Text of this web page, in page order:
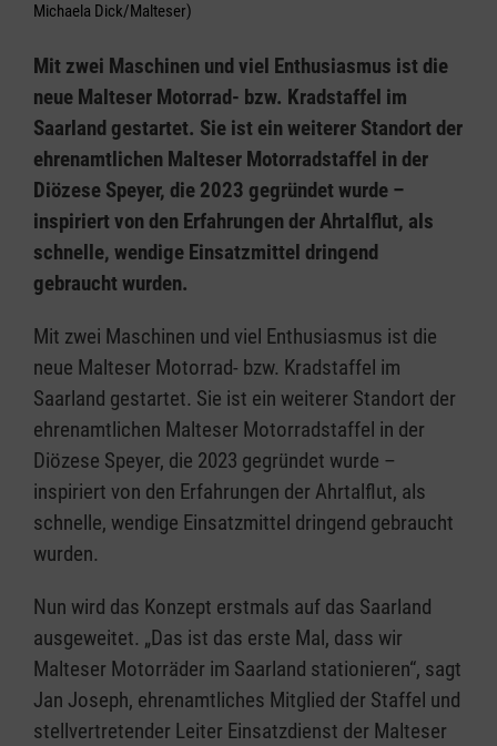
Michaela Dick/Malteser)
Mit zwei Maschinen und viel Enthusiasmus ist die
neue Malteser Motorrad- bzw. Kradstaffel im
Saarland gestartet. Sie ist ein weiterer Standort der
ehrenamtlichen Malteser Motorradstaffel in der
Diözese Speyer, die 2023 gegründet wurde –
inspiriert von den Erfahrungen der Ahrtalflut, als
schnelle, wendige Einsatzmittel dringend
gebraucht wurden.
Mit zwei Maschinen und viel Enthusiasmus ist die
neue Malteser Motorrad- bzw. Kradstaffel im
Saarland gestartet. Sie ist ein weiterer Standort der
ehrenamtlichen Malteser Motorradstaffel in der
Diözese Speyer, die 2023 gegründet wurde –
inspiriert von den Erfahrungen der Ahrtalflut, als
schnelle, wendige Einsatzmittel dringend gebraucht
wurden.
Nun wird das Konzept erstmals auf das Saarland
ausgeweitet. „Das ist das erste Mal, dass wir
Malteser Motorräder im Saarland stationieren“, sagt
Jan Joseph, ehrenamtliches Mitglied der Staffel und
stellvertretender Leiter Einsatzdienst der Malteser